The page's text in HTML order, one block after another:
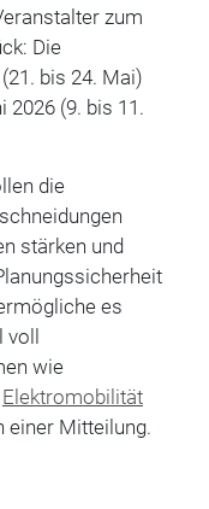
zum
Die
bis 24. Mai)
2026 (9. bis 11.
die
stärken und
es
voll
wie
Elektromobilität
einer Mitteilung.